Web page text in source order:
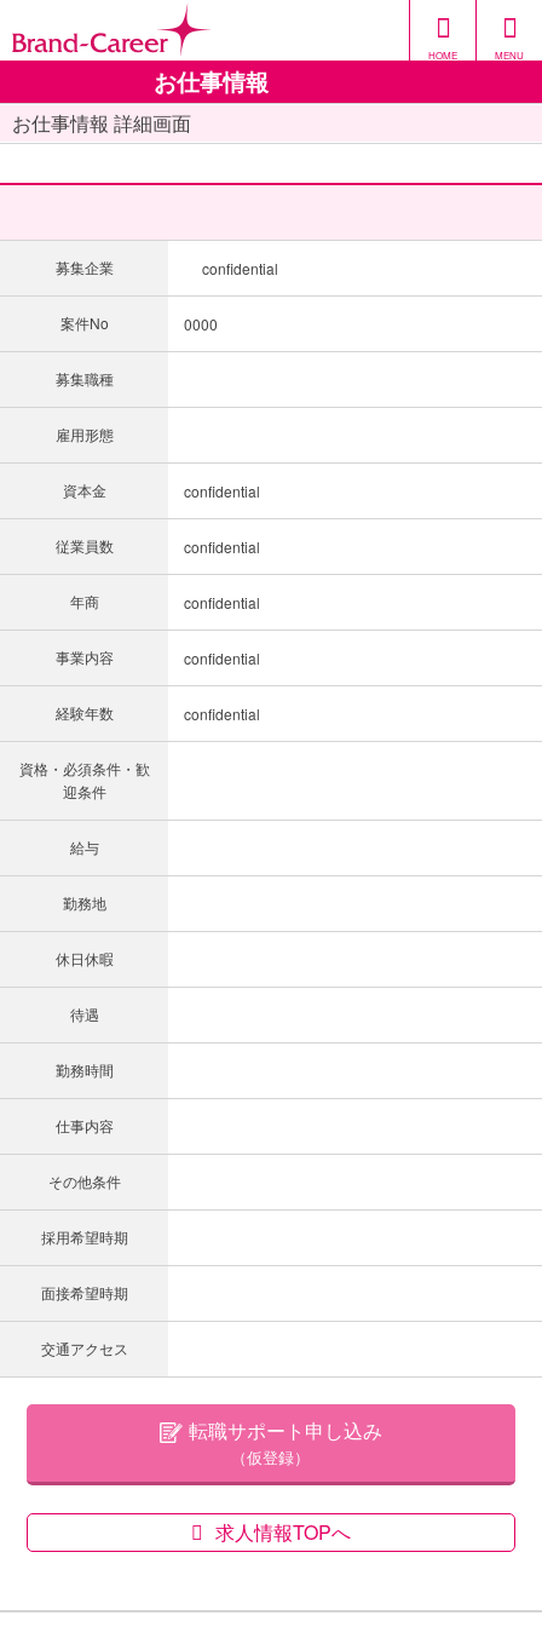
HOME MENU
お仕事情報
お仕事情報 詳細画面
募集企業 confidential
案件No 0000
募集職種
雇用形態
資本金 confidential
従業員数 confidential
年商 confidential
事業内容 confidential
経験年数 confidential
資格・必須条件・歓
迎条件
給与
勤務地
休日休暇
待遇
勤務時間
仕事内容
その他条件
採用希望時期
面接希望時期
交通アクセス
転職サポート申し込み
（仮登録）
求人情報TOPへ